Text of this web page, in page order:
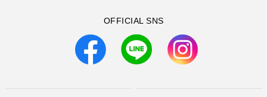
OFFICIAL SNS